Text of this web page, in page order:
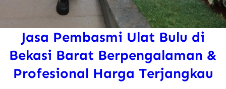
Jasa Pembasmi Ulat Bulu di
Bekasi Barat Berpengalaman &
Profesional Harga Terjangkau